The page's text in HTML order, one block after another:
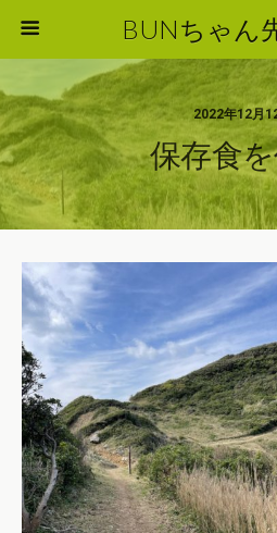
BUNちゃん
2022年12月
保存食